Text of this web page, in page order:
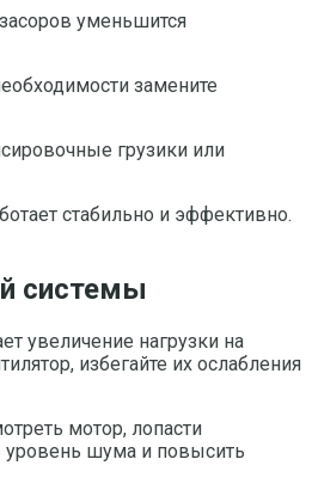
уменьшится
замените
грузики или
стабильно и эффективно.
системы
увеличение нагрузки на
избегайте их ослабления
мотор, лопасти
уровень шума и повысить